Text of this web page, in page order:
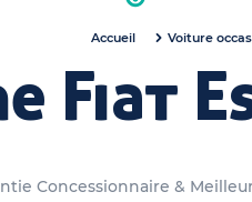
Accueil Voiture
Fiat
Concessionnaire &